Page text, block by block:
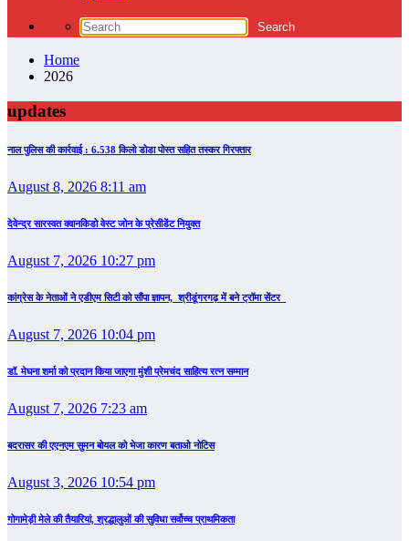
Home
2026
updates
नाल पुलिस की कार्रवाई : 6.538 किलो डोडा पोस्त सहित तस्कर गिरफ्तार
August 8, 2026 8:11 am
देवेन्द्र सारस्वत क्वानकिडो वेस्ट जोन के प्रेसीडेंट नियुक्त
August 7, 2026 10:27 pm
कांग्रेस के नेताओं ने एडीएम सिटी को सौंपा ज्ञापन, श्रीडूंगरगढ़ में बने ट्रॉमा सेंटर
August 7, 2026 10:04 pm
डॉ. मेघना शर्मा को प्रदान किया जाएगा मुंशी प्रेमचंद साहित्य रत्न सम्‍मान
August 7, 2026 7:23 am
बदरासर की एएनएम सुमन बोयल को भेजा कारण बताओ नोटिस
August 3, 2026 10:54 pm
गोगामेड़ी मेले की तैयारियां, श्रद्धालुओं की सुविधा सर्वोच्च प्राथमिकता